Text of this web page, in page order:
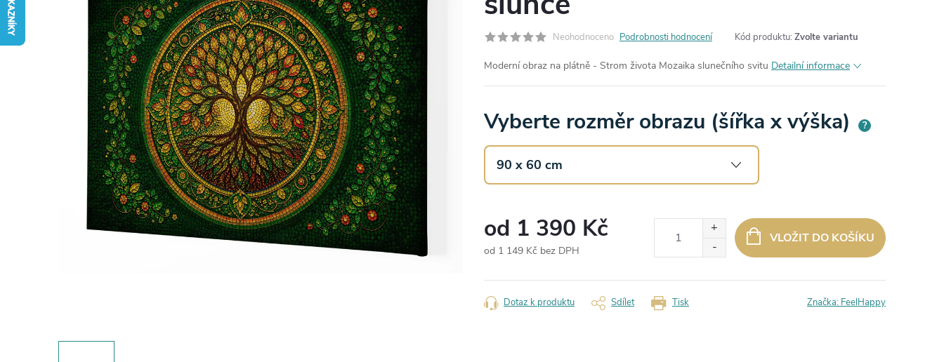
Neohodnoceno Podrobnosti hodnocení Kód produktu: Zvolte variantu
Moderní obraz na plátně - Strom života Mozaika slunečního svitu Detailní informace
Vyberte rozměr obrazu (šířka x výška) ?
od 1 390 Kč
od 1 149 Kč bez DPH
cena:
VLOŽIT DO KOŠÍKU
Tisk
Dotaz k produktu Sdílet Značka: FeelHappy